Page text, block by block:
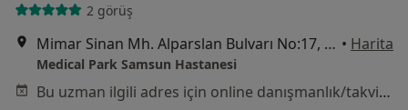
2 görüş
Mimar Sinan Mh. Alparslan Bulvarı No:17, Samsun • Harita
Medical Park Samsun Hastanesi
Bu uzman ilgili adres için online danışmanlık/takvim sunmuyor.